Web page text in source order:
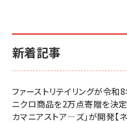
新着記事
ファーストリテイリングが令
ニクロ商品を2万点寄贈を決
カマニアストア―ズ」が開発【